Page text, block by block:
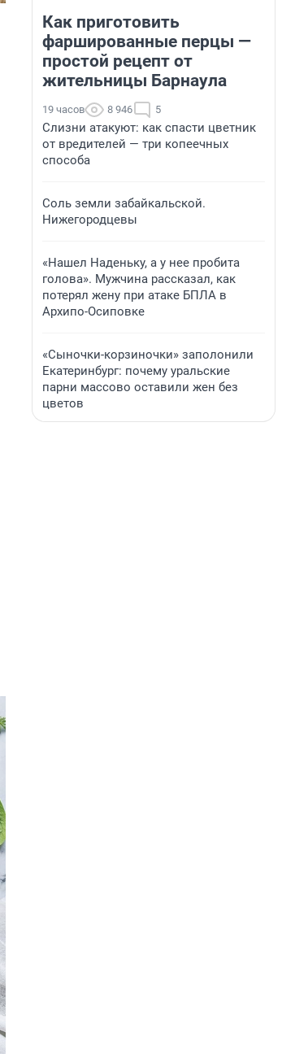
Как приготовить
фаршированные перцы —
простой рецепт от
жительницы Барнаула
19 часов 8 946 5
Слизни атакуют: как спасти цветник
от вредителей — три копеечных
способа
Соль земли забайкальской.
Нижегородцевы
«Нашел Наденьку, а у нее пробита
голова». Мужчина рассказал, как
потерял жену при атаке БПЛА в
Архипо-Осиповке
«Сыночки-корзиночки» заполонили
Екатеринбург: почему уральские
парни массово оставили жен без
цветов